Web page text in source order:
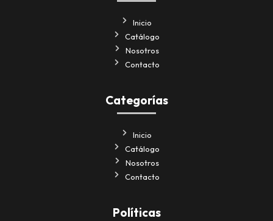
Inicio
Catálogo
Nosotros
Contacto
Categorías
Inicio
Catálogo
Nosotros
Contacto
Políticas